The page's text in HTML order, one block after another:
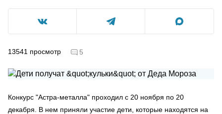
13541 просмотр 5
Конкурс "Астра-металла" проходил с 20 ноября по 20
декабря. В нем приняли участие дети, которые находятся на